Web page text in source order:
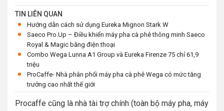
TIN LIÊN QUAN
Hướng dẫn cách sử dụng Eureka Mignon Stark W
Saeco Pro.Up – Điều khiển máy pha cà phê thông minh Saeco
Royal & Magic bằng điện thoại
Combo Wega Lunna A1 Group và Eureka Firenze 75 chỉ 61,9
triệu
ProCaffe- Nhà phân phối máy pha cà phê Wega có mức tăng
trưởng cao nhất thế giới
Procaffe cũng là nhà tài trợ chính (toàn bộ máy pha, máy